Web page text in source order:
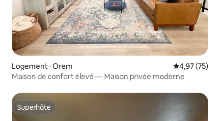
Logement · Orem Note
4,97 (75)
Maison de confort élevé — Maison privée moderne
Superhôte
Superhôte